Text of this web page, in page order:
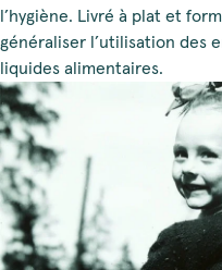
l’hygiène. Livré à plat et
généraliser l’utilisation des
liquides alimentaires.